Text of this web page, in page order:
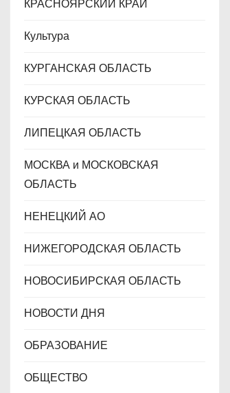
КРАСНОЯРСКИЙ КРАЙ
Культура
КУРГАНСКАЯ ОБЛАСТЬ
КУРСКАЯ ОБЛАСТЬ
ЛИПЕЦКАЯ ОБЛАСТЬ
МОСКВА и МОСКОВСКАЯ
ОБЛАСТЬ
НЕНЕЦКИЙ АО
НИЖЕГОРОДСКАЯ ОБЛАСТЬ
НОВОСИБИРСКАЯ ОБЛАСТЬ
НОВОСТИ ДНЯ
ОБРАЗОВАНИЕ
ОБЩЕСТВО